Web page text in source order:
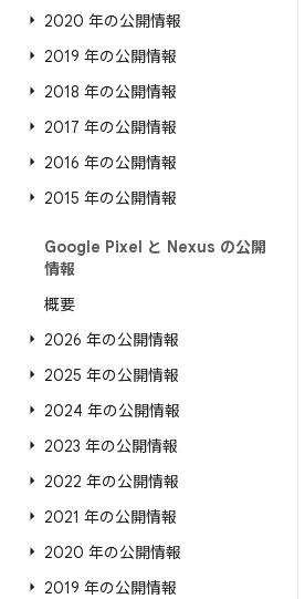
2020 年の公開情報
2019 年の公開情報
2018 年の公開情報
2017 年の公開情報
2016 年の公開情報
2015 年の公開情報
Google Pixel と Nexus の公開
情報
概要
2026 年の公開情報
2025 年の公開情報
2024 年の公開情報
2023 年の公開情報
2022 年の公開情報
2021 年の公開情報
2020 年の公開情報
2019 年の公開情報